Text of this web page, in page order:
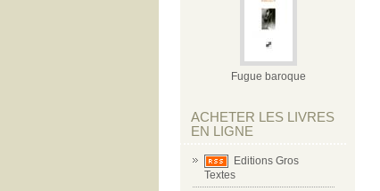
Fugue baroque
ACHETER LES LIVRES
EN LIGNE
Editions Gros
Textes